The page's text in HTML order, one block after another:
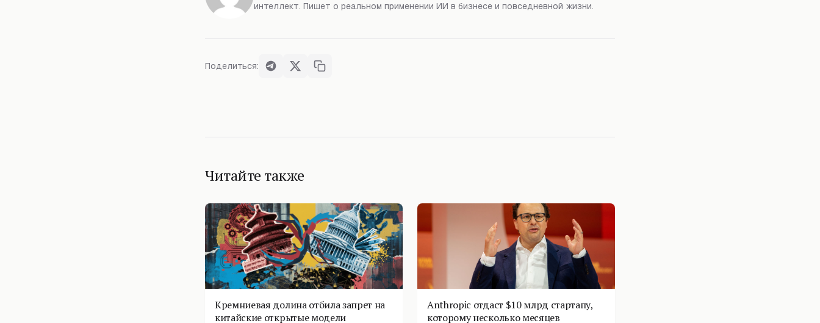
интеллект. Пишет о реальном применении ИИ в бизнесе и повседневной жизни.
Поделиться:
Читайте также
Кремниевая долина отбила запрет на
китайские открытые модели
Anthropic отдаст $10 млрд стартапу,
которому несколько месяцев